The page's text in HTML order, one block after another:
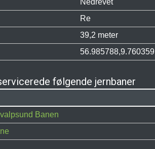
Nedrevet
Re
39,2 meter
56.985788,9.760359
følgende jernbaner
Banen